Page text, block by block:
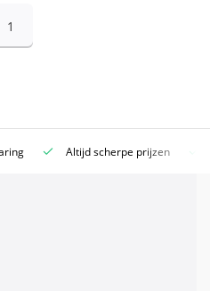
1
Altijd scherpe prijzen